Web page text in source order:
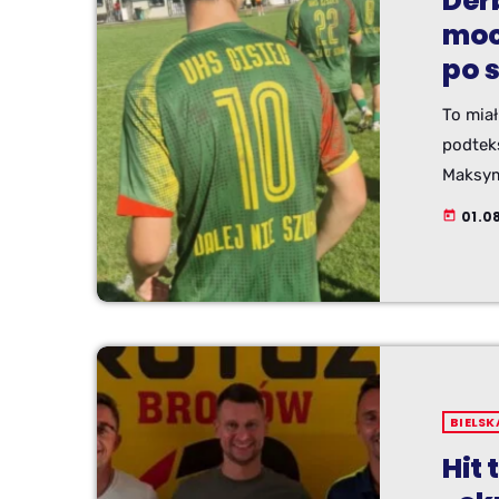
po
To
today
Hit